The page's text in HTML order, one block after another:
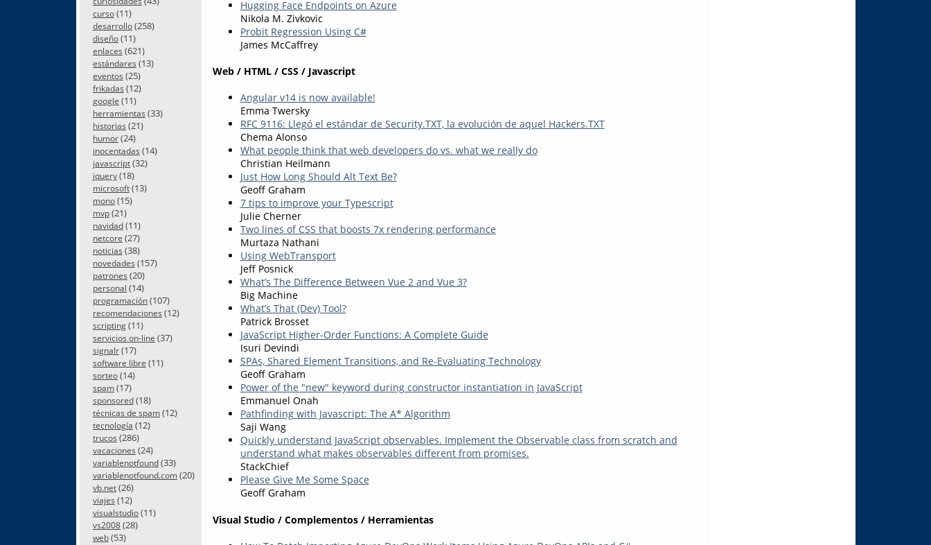
curso(11)
desarrollo(258)
diseño(11)
enlaces (621)
estándares (13)
eventos (25)
frikadas (12)
google (11)
herramientas (33)
historias (21)
humor(24)
inocentadas (14)
javascript(32)
jquery(18)
microsoft(13)
mono(15)
mvp(21)
navidad(11)
netcore (27)
noticias (38)
novedades (157)
patrones (20)
personal (14)
programación(107)
recomendaciones (12)
scripting(11)
servicios on-line (37)
signalr(17)
software libre (11)
sorteo(14)
spam(17)
sponsored(18)
técnicas de spam(12)
tecnología (12)
trucos (286)
vacaciones (24)
variablenotfound(33)
variablenotfound.com(20)
vb.net(26)
viajes (12)
visualstudio(11)
vs2008(28)
web(53)
Hugging Face Endpoints on Azure
Nikola M. Zivkovic
Probit Regression Using C#
James McCaffrey
Web / HTML / CSS / Javascript
Angular v14 is now available!
Emma Twersky
RFC 9116: Llegó el estándar de Security.TXT, la evolución de aquel Hackers.TXT
Chema Alonso
What people think that web developers do vs. what we really do
Christian Heilmann
Just How Long Should Alt Text Be?
Geoff Graham
7 tips to improve your Typescript
Julie Cherner
Two lines of CSS that boosts 7x rendering performance
Murtaza Nathani
Using WebTransport
Jeff Posnick
What’s The Difference Between Vue 2 and Vue 3?
Big Machine
What’s That (Dev) Tool?
Patrick Brosset
JavaScript Higher-Order Functions: A Complete Guide
Isuri Devindi
SPAs, Shared Element Transitions, and Re-Evaluating Technology
Geoff Graham
Power of the "new" keyword during constructor instantiation in JavaScript
Emmanuel Onah
Pathfinding with Javascript: The A* Algorithm
Saji Wang
Quickly understand JavaScript observables. Implement the Observable class from scratch and
understand what makes observables different from promises.
StackChief
Please Give Me Some Space
Geoff Graham
Visual Studio / Complementos / Herramientas